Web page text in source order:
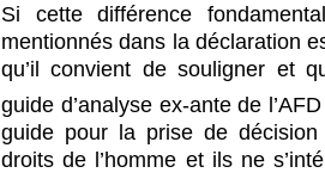
Si cette différence
mentionnés dans la déclaration
qu’il convient de souligner et
guide d’analyse ex-ante de
guide pour la prise de
droits de l’homme et ils ne